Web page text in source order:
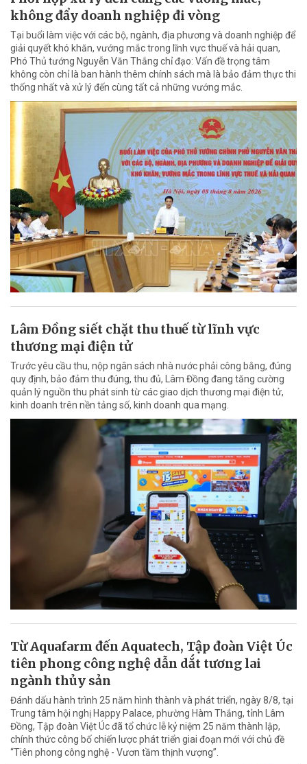
không đẩy doanh nghiệp đi vòng
Tại buổi làm việc với các bộ, ngành, địa phương và doanh nghiệp để
giải quyết khó khăn, vướng mắc trong lĩnh vực thuế và hải quan,
Phó Thủ tướng Nguyễn Văn Thắng chỉ đạo: Vấn đề trọng tâm
không còn chỉ là ban hành thêm chính sách mà là bảo đảm thực thi
thống nhất và xử lý đến cùng tất cả những vướng mắc.
Lâm Đồng siết chặt thu thuế từ lĩnh vực
thương mại điện tử
Trước yêu cầu thu, nộp ngân sách nhà nước phải công bằng, đúng
quy định, bảo đảm thu đúng, thu đủ, Lâm Đồng đang tăng cường
quản lý nguồn thu phát sinh từ các giao dịch thương mại điện tử,
kinh doanh trên nền tảng số, kinh doanh qua mạng.
Từ Aquafarm đến Aquatech, Tập đoàn Việt Úc
tiên phong công nghệ dẫn dắt tương lai
ngành thủy sản
Đánh dấu hành trình 25 năm hình thành và phát triển, ngày 8/8, tại
Trung tâm hội nghị Happy Palace, phường Hàm Thắng, tỉnh Lâm
Đồng, Tập đoàn Việt Úc đã tổ chức lễ kỷ niệm 25 năm thành lập,
chính thức công bố chiến lược phát triển giai đoạn mới với chủ đề
“Tiên phong công nghệ - Vươn tầm thịnh vượng”.